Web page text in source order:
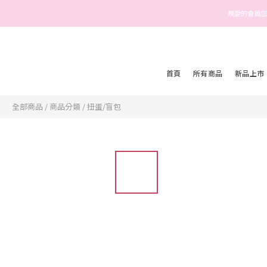
親愛的會員
首頁 所有商品 新品上市
全部商品 / 商品分類 /扭蛋/盲包